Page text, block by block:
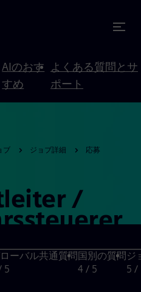
AIのおす
すめ
よくある質問とサ
ポート
ブ ジョブ詳細 応募
/
ーバル共通質問
5
国別の質問
4 / 5
ジ
5 /